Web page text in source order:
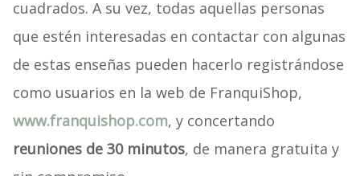
cuadrados. A su vez, todas aquellas personas
que estén interesadas en contactar con algunas
de estas enseñas pueden hacerlo registrándose
como usuarios en la web de FranquiShop,
www.franquishop.com, y concertando
reuniones de 30 minutos, de manera gratuita y